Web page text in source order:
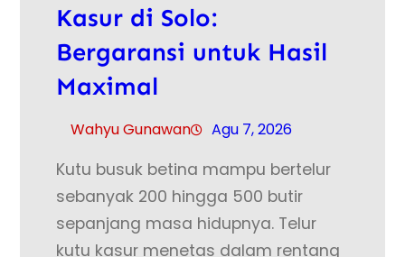
Kasur di Solo:
Bergaransi untuk Hasil
Maximal
Wahyu Gunawan Agu 7, 2026
Kutu busuk betina mampu bertelur
sebanyak 200 hingga 500 butir
sepanjang masa hidupnya. Telur
kutu kasur menetas dalam rentang